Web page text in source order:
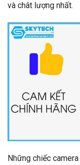
và chât lượng nhất.
Những chiếc